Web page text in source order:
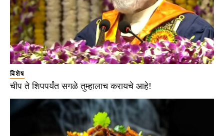
विशेष
चीप ते शिपपर्यंत सगळे तुम्हालाच करायचे आहे!